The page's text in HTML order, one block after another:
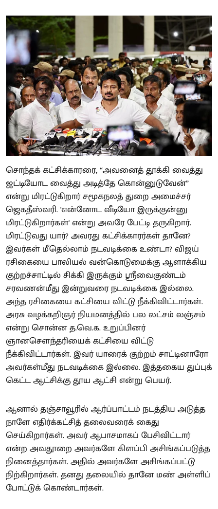
சொந்தக் கட்சிக்காரரை, “அவனைத் தூக்கி வைத்து
ஜட்டியோட வைத்து அடித்தே கொன்னுடுவேன்”
என்று மிரட்டுகிறார் சமூகநலத் துறை அமைச்சர்
ஜெகதீஸ்வரி. 'என்னோட வீடியோ இருக்குன்னு
மிரட்டுகிறார்கள்' என்று அவரே பேட்டி தருகிறார்.
மிரட்டுவது யார்? அவரது கட்சிக்காரர்கள் தானே?
இவர்கள் மீதெல்லாம் நடவடிக்கை உண்டா? விஜய்
ரசிகையை பாலியல் வன்கொடுமைக்கு ஆளாக்கிய
குற்றச்சாட்டில் சிக்கி இருக்கும் ஸ்ரீவைகுண்டம்
சரவணன்மீது இன்றுவரை நடவடிக்கை இல்லை.
அந்த ரசிகையை கட்சியை விட்டு நீக்கிவிட்டார்கள்.
அரசு வழக்கறிஞர் நியமனத்தில் பல லட்சம் லஞ்சம்
என்று சொன்ன த.வெ.க. உறுப்பினர்
ஞானசௌந்தரியைக் கட்சியை விட்டு
நீக்கிவிட்டார்கள். இவர் யாரைக் குற்றம் சாட்டினாரோ
அவர்கள்மீது நடவடிக்கை இல்லை. இத்தகைய துப்புக்
கெட்ட ஆட்சிக்கு தூய ஆட்சி என்று பெயர்.
ஆனால் தஞ்சாவூரில் ஆர்ப்பாட்டம் நடத்திய அடுத்த
நாளே எதிர்க்கட்சித் தலைவரைக் கைது
செய்கிறார்கள். அவர் ஆபாசமாகப் பேசிவிட்டார்
என்ற அவதூறை அவர்களே கிளப்பி அசிங்கப்படுத்த
நினைத்தார்கள். அதில் அவர்களே அசிங்கப்பட்டு
நிற்கிறார்கள். தனது தலையில் தானே மண் அள்ளிப்
போட்டுக் கொண்டார்கள்.